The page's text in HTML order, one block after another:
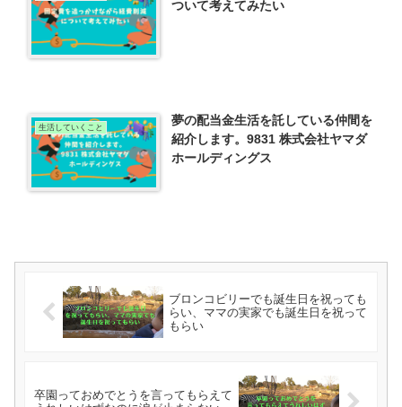
ついて考えてみたい
生活していくこと
夢の配当金生活を託している仲間を
紹介します。9831 株式会社ヤマダ
ホールディングス
ブロンコビリーでも誕生日を祝っても
らい、ママの実家でも誕生日を祝って
もらい
卒園っておめでとうを言ってもらえて